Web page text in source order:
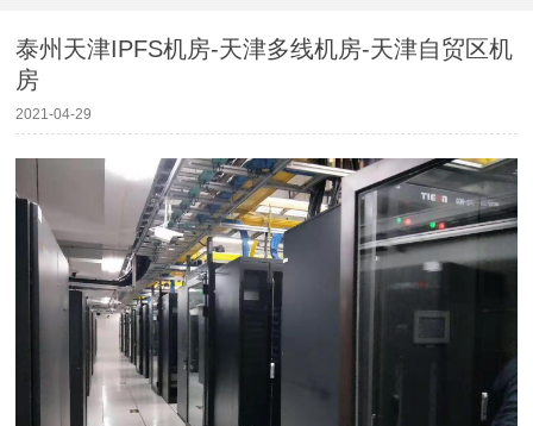
泰州天津IPFS机房-天津多线机房-天津自贸区机
房
2021-04-29